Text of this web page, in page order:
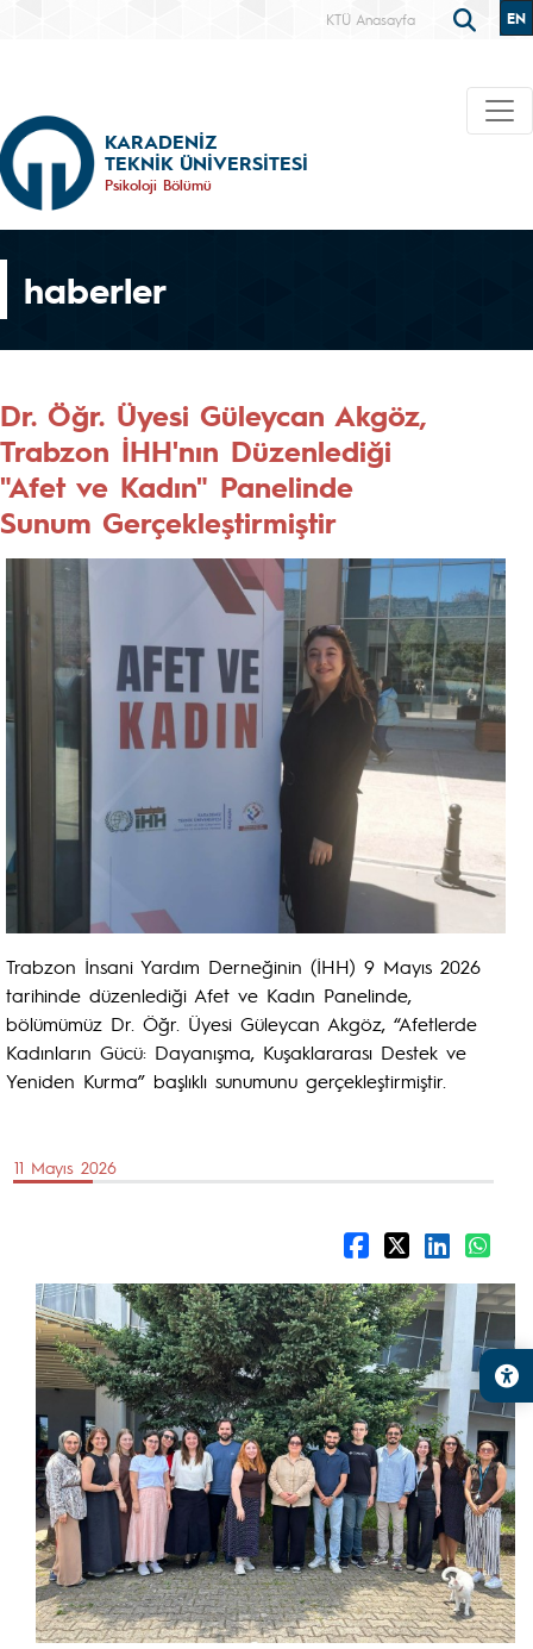
KTÜ Anasayfa EN
KARADENİZ
TEKNİK ÜNİVERSİTESİ
Psikoloji Bölümü
haberler
Dr. Öğr. Üyesi Güleycan Akgöz,
Trabzon İHH'nın Düzenlediği
"Afet ve Kadın" Panelinde
Sunum Gerçekleştirmiştir
Trabzon İnsani Yardım Derneğinin (İHH) 9 Mayıs 2026
tarihinde düzenlediği Afet ve Kadın Panelinde,
bölümümüz Dr. Öğr. Üyesi Güleycan Akgöz, “Afetlerde
Kadınların Gücü: Dayanışma, Kuşaklararası Destek ve
Yeniden Kurma” başlıklı sunumunu gerçekleştirmiştir.
11 Mayıs 2026